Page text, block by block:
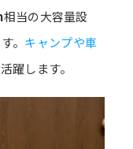
相当の大容量設
。 キャンプや車
躍します。